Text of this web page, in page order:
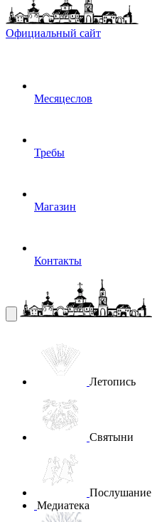
Официальный сайт
Месяцеслов
Требы
Магазин
Контакты
Летопись
Святыни
Послушание
Медиатека